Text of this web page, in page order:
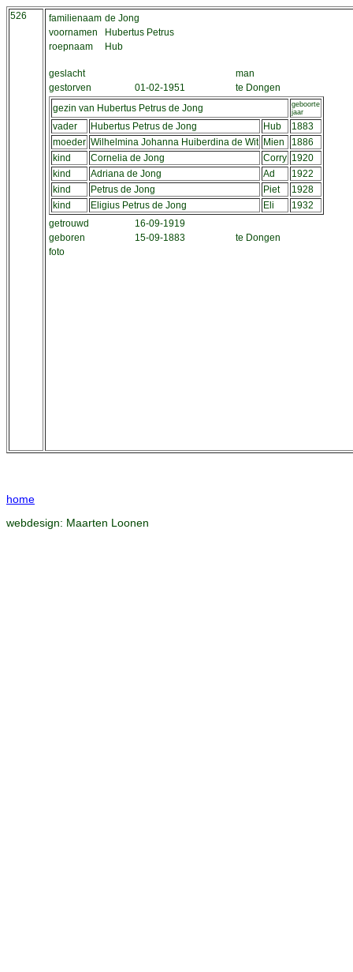
526 familienaam de Jong
voornamen
Hubertus Petrus
roepnaam
Hub
geslacht
man
gestorven
01-02-1951
te Dongen
gezin van Hubertus Petrus de Jong
geboorte
jaar
vader Hubertus Petrus de Jong Hub
1883
moeder Wilhelmina Johanna Huiberdina de Wit Mien
1886
kind
Cornelia de Jong Corry 1920
kind
Adriana de Jong Ad
1922
kind
Petrus de Jong Piet
1928
kind
Eligius Petrus de Jong Eli
1932
getrouwd
16-09-1919
geboren
15-09-1883
te Dongen
foto
home
webdesign: Maarten Loonen